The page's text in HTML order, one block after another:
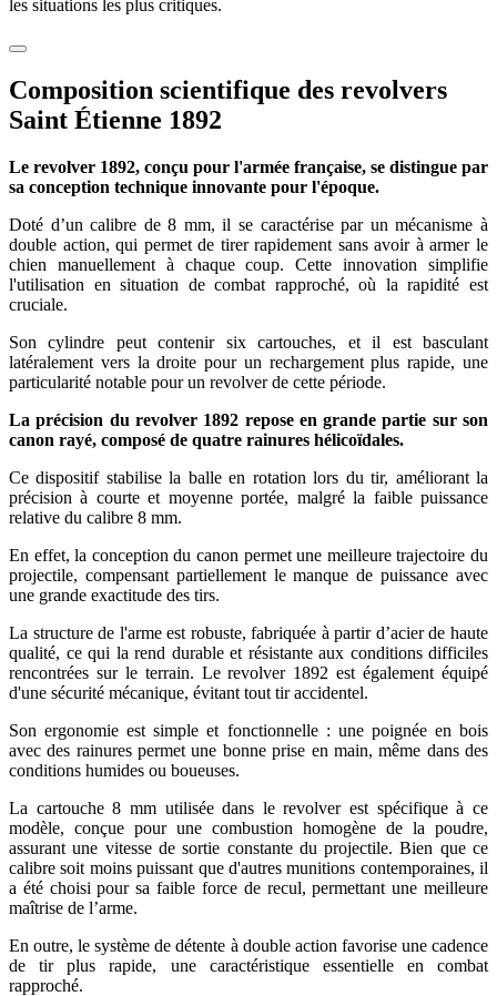
les situations les plus critiques.
Composition scientifique des revolvers
Saint Étienne 1892
Le revolver 1892, conçu pour l'armée française, se distingue par
sa conception technique innovante pour l'époque.
Doté d’un calibre de 8 mm, il se caractérise par un mécanisme à
double action, qui permet de tirer rapidement sans avoir à armer le
chien manuellement à chaque coup. Cette innovation simplifie
l'utilisation en situation de combat rapproché, où la rapidité est
cruciale.
Son cylindre peut contenir six cartouches, et il est basculant
latéralement vers la droite pour un rechargement plus rapide, une
particularité notable pour un revolver de cette période.
La précision du revolver 1892 repose en grande partie sur son
canon rayé, composé de quatre rainures hélicoïdales.
Ce dispositif stabilise la balle en rotation lors du tir, améliorant la
précision à courte et moyenne portée, malgré la faible puissance
relative du calibre 8 mm.
En effet, la conception du canon permet une meilleure trajectoire du
projectile, compensant partiellement le manque de puissance avec
une grande exactitude des tirs.
La structure de l'arme est robuste, fabriquée à partir d’acier de haute
qualité, ce qui la rend durable et résistante aux conditions difficiles
rencontrées sur le terrain. Le revolver 1892 est également équipé
d'une sécurité mécanique, évitant tout tir accidentel.
Son ergonomie est simple et fonctionnelle : une poignée en bois
avec des rainures permet une bonne prise en main, même dans des
conditions humides ou boueuses.
La cartouche 8 mm utilisée dans le revolver est spécifique à ce
modèle, conçue pour une combustion homogène de la poudre,
assurant une vitesse de sortie constante du projectile. Bien que ce
calibre soit moins puissant que d'autres munitions contemporaines, il
a été choisi pour sa faible force de recul, permettant une meilleure
maîtrise de l’arme.
En outre, le système de détente à double action favorise une cadence
de tir plus rapide, une caractéristique essentielle en combat
rapproché.